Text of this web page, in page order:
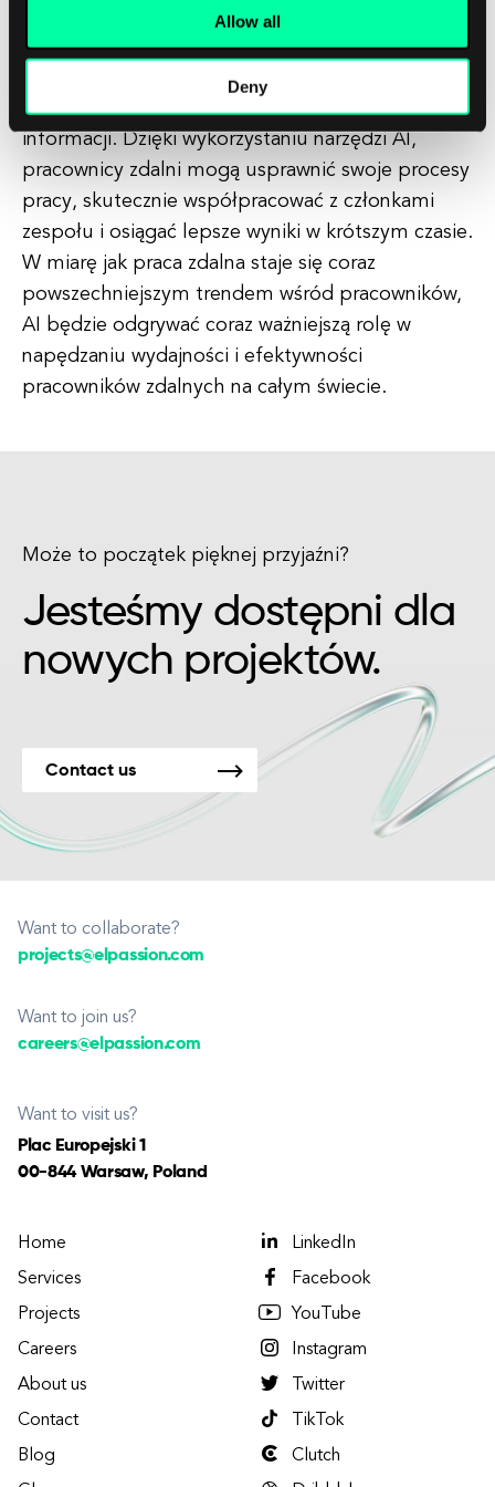
Allow all
Deny
Podsumowując, AI znacząco zwiększyła wydajność
pracy zdalnej poprzez automatyzację rutynowych
zadań, organizowanie procesów pracy,
analizowanie danych i dostarczanie cennych
informacji. Dzięki wykorzystaniu narzędzi AI,
pracownicy zdalni mogą usprawnić swoje procesy
pracy, skutecznie współpracować z członkami
zespołu i osiągać lepsze wyniki w krótszym czasie.
W miarę jak praca zdalna staje się coraz
powszechniejszym trendem wśród pracowników,
AI będzie odgrywać coraz ważniejszą rolę w
napędzaniu wydajności i efektywności
pracowników zdalnych na całym świecie.
Może to początek pięknej przyjaźni?
Jesteśmy dostępni dla
nowych projektów.
Contact us
Want to collaborate?
projects@elpassion.com
Want to join us?
careers@elpassion.com
Want to visit us?
Plac Europejski 1
00-844 Warsaw, Poland
Home
Services
Projects
Careers
About us
Contact
Blog
LinkedIn
Facebook
YouTube
Instagram
Twitter
TikTok
Clutch